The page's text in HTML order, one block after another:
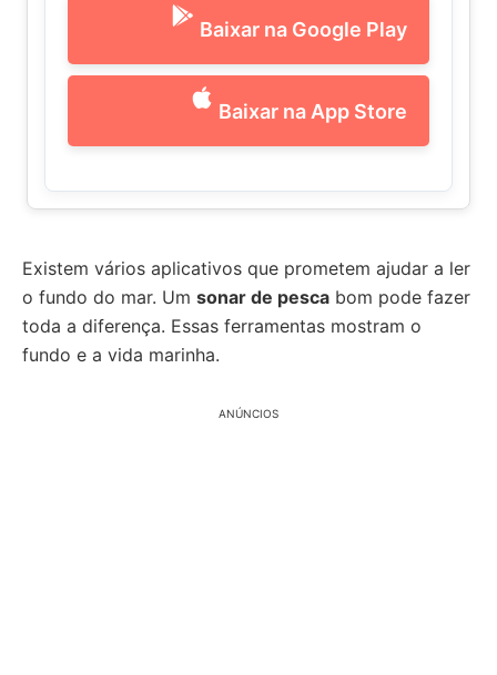
Baixar na Google Play
Baixar na App Store
Existem vários aplicativos que prometem ajudar a ler
o fundo do mar. Um sonar de pesca bom pode fazer
toda a diferença. Essas ferramentas mostram o
fundo e a vida marinha.
ANÚNCIOS